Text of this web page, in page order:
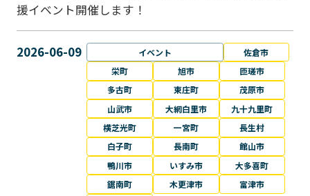
援イベント開催します！
2026-06-09 イベント
佐倉市
栄町
旭市
匝瑳市
多古町
東庄町
茂原市
山武市
大網白里市
九十九里町
横芝光町
一宮町
長生村
白子町
長南町
館山市
鴨川市
いすみ市
大多喜町
鋸南町
木更津市
富津市